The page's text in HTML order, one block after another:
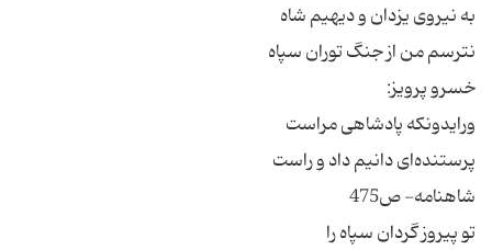
به نیروی یزدان و دیهیم شاه
نترسم من از جنگ توران سپاه
خسرو پرویز:
ورایدونکه پادشاهی مراست
پرستنده‌ای دانیم داد و راست
شاهنامه- ص475
تو پیروز گردان سپاه را